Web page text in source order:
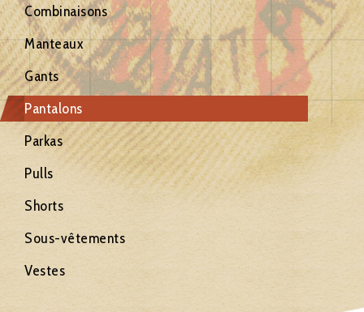
Combinaisons
Manteaux
Gants
Pantalons
Parkas
Pulls
Shorts
Sous-vêtements
Vestes